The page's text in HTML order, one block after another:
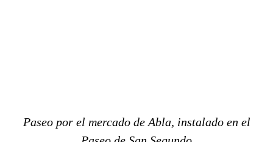
Paseo por el mercado de Abla, instalado en el